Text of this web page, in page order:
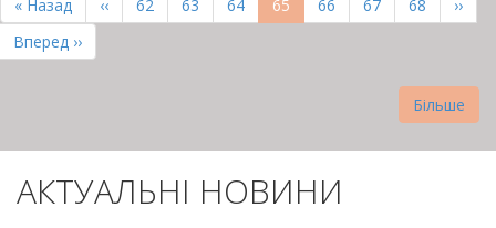
СТОРІНКИ
Перша
сторінка
« Назад
Попередня
сторінка
‹‹ Page
62 Page
63 Page
64
Поточна
сторінка
65 Page
66 Page
67 Page
68
››
Остання
сторінка
Вперед ››
Більше
АКТУАЛЬНІ НОВИНИ